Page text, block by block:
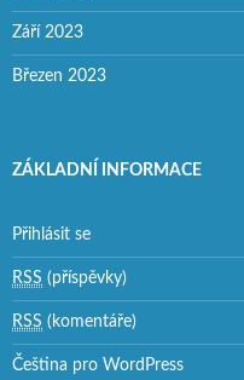
Září 2023
Březen 2023
ZÁKLADNÍ INFORMACE
Přihlásit se
RSS (příspěvky)
RSS (komentáře)
Čeština pro WordPress